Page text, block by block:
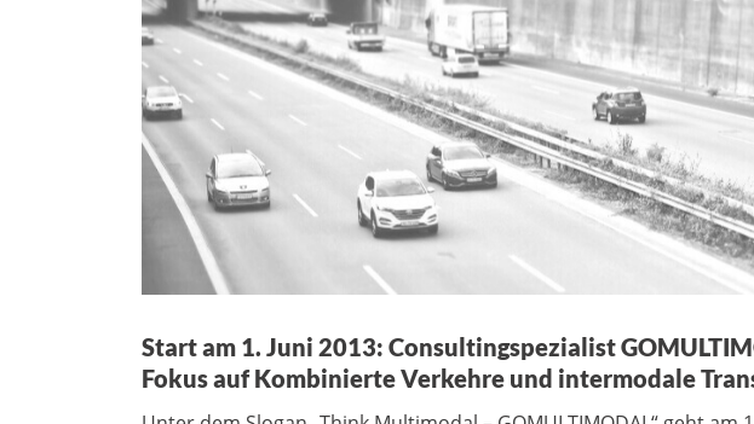
Start am 1. Juni 2013: Consultingspezialist
Fokus auf Kombinierte Verkehre und intermodale